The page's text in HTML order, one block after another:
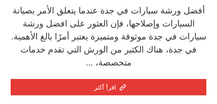
أفضل ورشة سيارات في جدة عندما يتعلق الأمر بصيانة
السيارات وإصلاحها، فإن العثور على افضل ورشة
سيارات في جدة موثوقة ومتميزة يعتبر أمرًا بالغ الأهمية.
في جدة، هناك الكثير من الورش التي تقدم خدمات
متخصصة، ...
اقرأ أكثر